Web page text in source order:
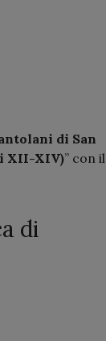
di San
XII-XIV)” con il
di